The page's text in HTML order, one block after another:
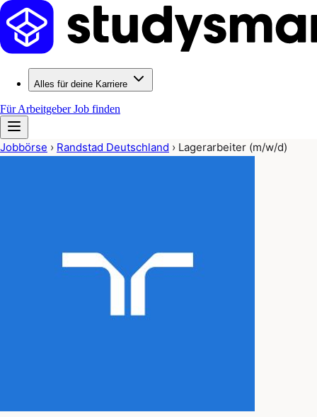
Alles für deine Karriere
Für ArbeitgeberJob finden
Jobbörse › Randstad Deutschland › Lagerarbeiter (m/w/d)